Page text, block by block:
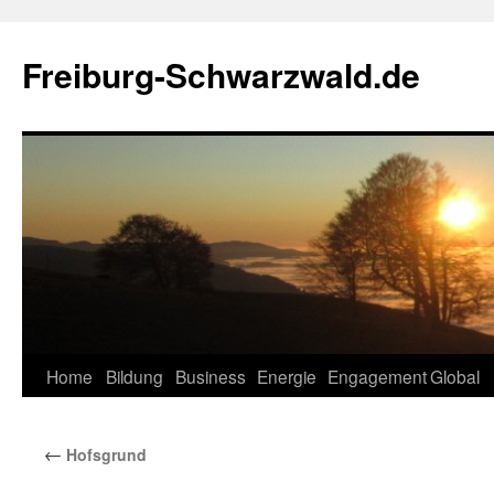
springen
Freiburg-Schwarzwald.de
Home Bildung Business Energie EngagementGlobal
← Hofsgrund